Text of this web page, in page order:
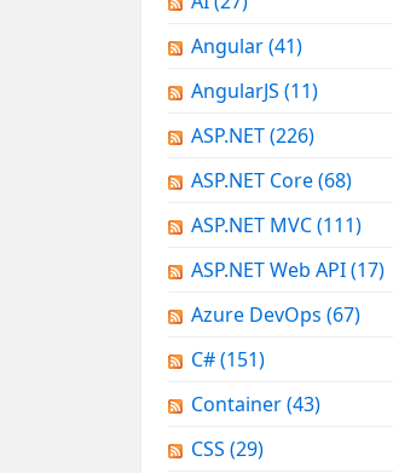
Angular(41)
AngularJS (11)
ASP.NET(226)
ASP.NET Core(68)
ASP.NET MVC(111)
ASP.NET Web API(17)
Azure DevOps (67)
C#(151)
Container(43)
CSS (29)